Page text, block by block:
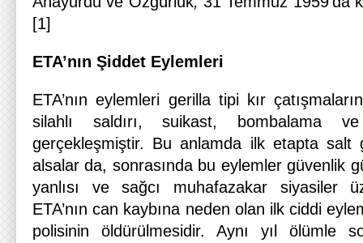
[1]
ETA’nın Şiddet Eylemleri
ETA’nın eylemleri gerilla tipi kır
silahlı saldırı, suikast, bombalama
gerçekleşmiştir. Bu anlamda ilk etapta salt
alsalar da, sonrasında bu eylemler güvenlik
yanlısı ve sağcı muhafazakar siyasiler
ETA’nın can kaybına neden olan ilk ciddi
polisinin öldürülmesidir. Aynı yıl ölümle